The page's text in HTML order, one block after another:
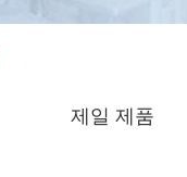
제일 제품